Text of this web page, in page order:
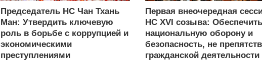
Председатель НС Чан Тхань
Ман: Утвердить ключевую
роль в борьбе с коррупцией и
экономическими
преступлениями
Первая внеочередная
НС XVI созыва: Обеспечить
национальную оборону и
безопасность, не
гражданской деятельности